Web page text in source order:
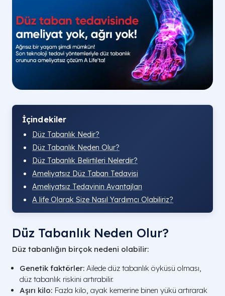
İçindekiler
Düz Tabanlık Nedir?
Düz Tabanlık Neden Olur?
Düz Tabanlık Belirtileri Nelerdir?
Ameliyatsız Düz Taban Tedavisi
Ameliyatsız Tedavinin Avantajları
A life Olarak Size Nasıl Yardımcı Olabiliriz?
Düz Tabanlık Neden Olur?
Düz tabanlığın birçok nedeni olabilir:
Genetik faktörler: Ailede düz tabanlık öyküsü olması,
düz tabanlık riskini artırabilir.
Aşırı kilo: Fazla kilo, ayak kemerine binen yükü artırarak